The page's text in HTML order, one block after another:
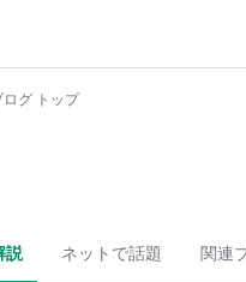
ログ トップ
説 ネットで話題 関連